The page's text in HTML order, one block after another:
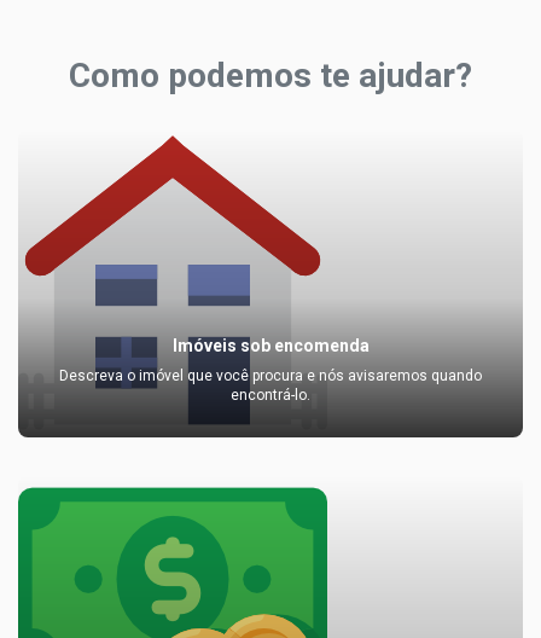
Como podemos te ajudar?
Imóveis sob encomenda
Descreva o imóvel que você procura e nós avisaremos quando
encontrá-lo.